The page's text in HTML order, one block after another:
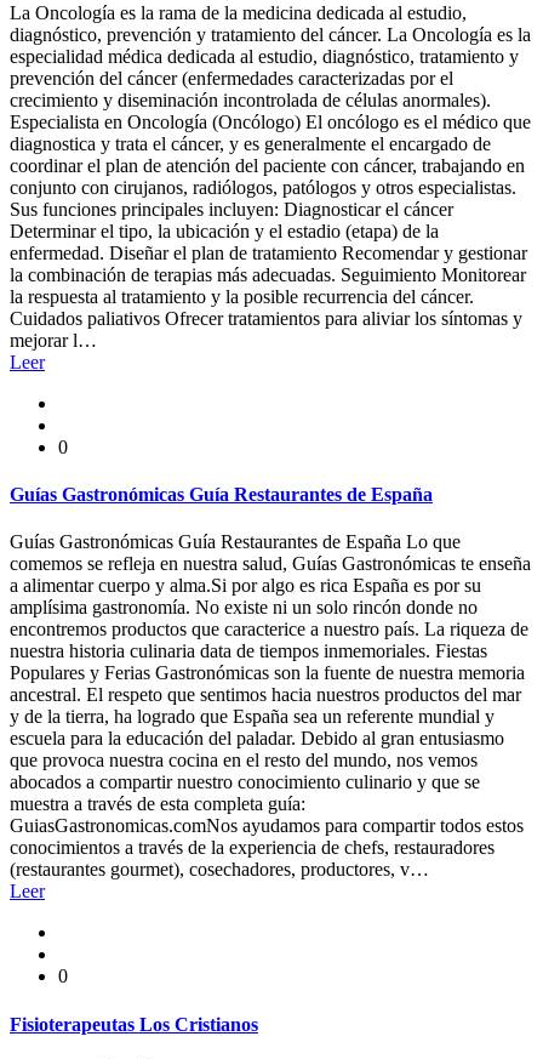
La Oncología es la rama de la medicina dedicada al estudio,
diagnóstico, prevención y tratamiento del cáncer. La Oncología es la
especialidad médica dedicada al estudio, diagnóstico, tratamiento y
prevención del cáncer (enfermedades caracterizadas por el
crecimiento y diseminación incontrolada de células anormales).
Especialista en Oncología (Oncólogo) El oncólogo es el médico que
diagnostica y trata el cáncer, y es generalmente el encargado de
coordinar el plan de atención del paciente con cáncer, trabajando en
conjunto con cirujanos, radiólogos, patólogos y otros especialistas.
Sus funciones principales incluyen: Diagnosticar el cáncer
Determinar el tipo, la ubicación y el estadio (etapa) de la
enfermedad. Diseñar el plan de tratamiento Recomendar y gestionar
la combinación de terapias más adecuadas. Seguimiento Monitorear
la respuesta al tratamiento y la posible recurrencia del cáncer.
Cuidados paliativos Ofrecer tratamientos para aliviar los síntomas y
mejorar l…
Leer
0
Guías Gastronómicas Guía Restaurantes de España
Guías Gastronómicas Guía Restaurantes de España Lo que
comemos se refleja en nuestra salud, Guías Gastronómicas te enseña
a alimentar cuerpo y alma.Si por algo es rica España es por su
amplísima gastronomía. No existe ni un solo rincón donde no
encontremos productos que caracterice a nuestro país. La riqueza de
nuestra historia culinaria data de tiempos inmemoriales. Fiestas
Populares y Ferias Gastronómicas son la fuente de nuestra memoria
ancestral. El respeto que sentimos hacia nuestros productos del mar
y de la tierra, ha logrado que España sea un referente mundial y
escuela para la educación del paladar. Debido al gran entusiasmo
que provoca nuestra cocina en el resto del mundo, nos vemos
abocados a compartir nuestro conocimiento culinario y que se
muestra a través de esta completa guía:
GuiasGastronomicas.comNos ayudamos para compartir todos estos
conocimientos a través de la experiencia de chefs, restauradores
(restaurantes gourmet), cosechadores, productores, v…
Leer
0
Fisioterapeutas Los Cristianos